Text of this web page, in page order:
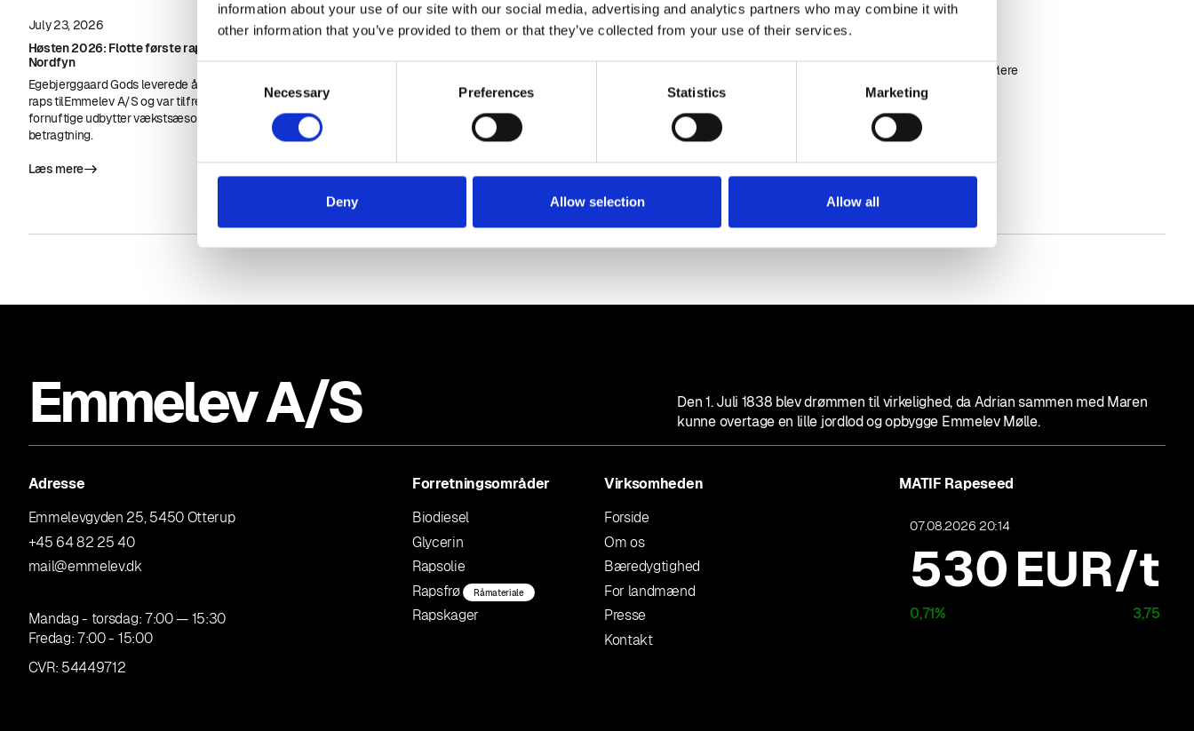
information about your use of our site with our social media, advertising and analytics partners who may combine it with
other information that you’ve provided to them or that they’ve collected from your use of their services.
Selection
Necessary Preferences Statistics Marketing
Deny Allow selection Allow all
July 23, 2026
Høsten 2026: Flotte første rapsudbytter på
Nordfyn
Egebjerggaard Gods leverede årets første læs
raps tilEmmelev A/S og var tilfredse med
fornuftige udbytter vækstsæsonen taget i
betragtning.
Læs mere
June 23, 2026
flodtransporterne i Europa
Biodiesel er et pålideligt og sikkert middel til at
dekarbonisere den indre trafik i Europa, forklarer
EBB i pressemeddelelse.
June 14, 2026
80 års fødselsdag
Fødselaren blev ved en reception fredag hædret
for stor fremsynethed og for at være
foregangsmand i Danmark på biodieselområdet.
de danske planteavlere
Emmelev A/S
Den 1. Juli 1838 blev drømmen til virkelighed, da Adrian sammen med Maren
kunne overtage en lille jordlod og opbygge Emmelev Mølle.
Adresse
Emmelevgyden 25, 5450 Otterup
+45 64 82 25 40
mail@emmelev.dk
Mandag - torsdag: 7:00 — 15:30
Fredag: 7:00 - 15:00
CVR: 54449712
Forretningsområder
Biodiesel
Glycerin
Rapsolie
Rapsfrø
Råmateriale
Rapskager
Virksomheden
Forside
Om os
Bæredygtighed
For landmænd
Presse
Kontakt
MATIF Rapeseed
530 EUR/t
0,71% 3,75
07.08.2026 20:14